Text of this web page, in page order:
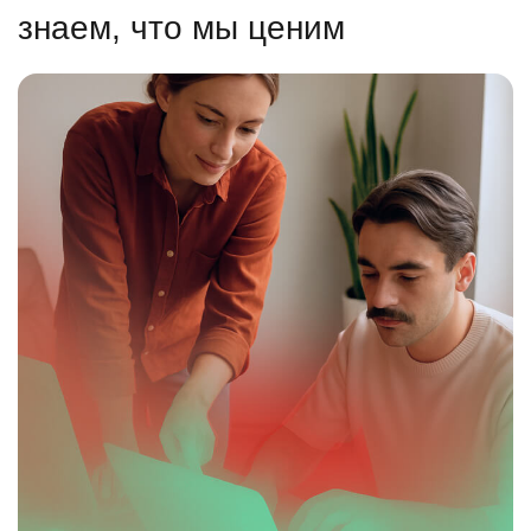
знаем, что мы ценим